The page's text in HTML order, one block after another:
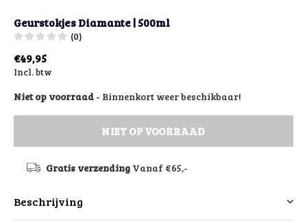
Geurstokjes Diamante | 500ml
(0)
€49,95
Incl. btw
Niet op voorraad - Binnenkort weer beschikbaar!
NIET OP VOORRAAD
Gratis verzendingVanaf €65,-
Beschrijving